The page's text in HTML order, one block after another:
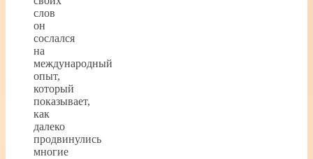
слов
он
сослался
на
международный
опыт,
который
показывает,
как
далеко
продвинулись
многие